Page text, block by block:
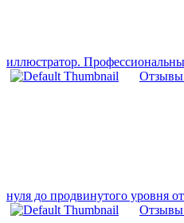
иллюстратор.
Отзывы
нуля до продвинутого уровня
Отзывы